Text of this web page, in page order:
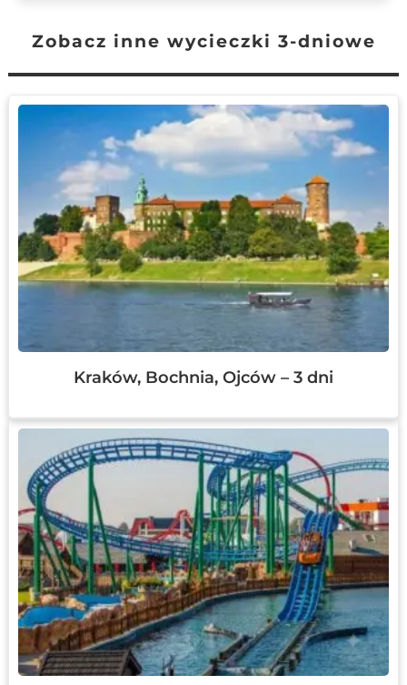
Zobacz inne wycieczki 3-dniowe
Kraków, Bochnia, Ojców – 3 dni